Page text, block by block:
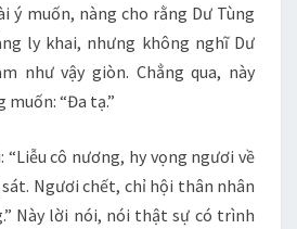
ý muốn, nàng cho rằng Dư Tùng
ly khai, nhưng không nghĩ Dư
như vậy giòn. Chẳng qua, này
muốn: “Đa tạ.”
“Liễu cô nương, hy vọng ngươi về
Ngươi chết, chỉ hội thân nhân
Này lời nói, nói thật sự có trình